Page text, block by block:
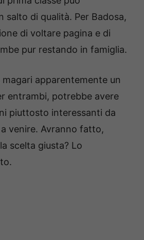
salto di qualità. Per Badosa,
di voltare pagina e di
pur restando in famiglia.
magari apparentemente un
entrambi, potrebbe avere
piuttosto interessanti da
venire. Avranno fatto,
scelta giusta? Lo